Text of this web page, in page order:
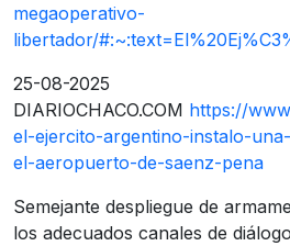
megaoperativo-
libertador/
25-08-2025
DIARIOCHACO.COM https://
el-ejercito-argentino-instalo-
el-aeropuerto-de-saenz-pena
Semejante despliegue de
los adecuados canales de